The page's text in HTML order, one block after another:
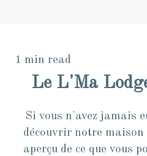
1 min read
Le L'Ma
Si vous n'avez jamais
découvrir notre
aperçu de ce que vous